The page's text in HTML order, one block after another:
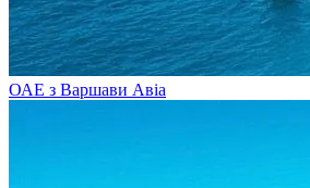
ОАЕ з Варшави Авіа